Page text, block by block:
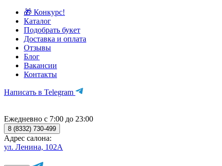
🎁 Конкурс!
Каталог
Подобрать букет
Доставка и оплата
Отзывы
Блог
Вакансии
Контакты
Написать в Telegram
Ежедневно с 7:00 до 23:00
8 (8332) 730-499
Адрес салона:
ул. Ленина, 102А